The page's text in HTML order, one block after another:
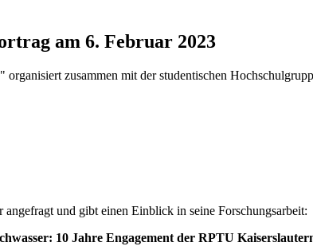
am 6. Februar 2023
zusammen mit der studentischen
und gibt einen Einblick in seine Forschungsarbeit:
10 Jahre Engagement der RPTU